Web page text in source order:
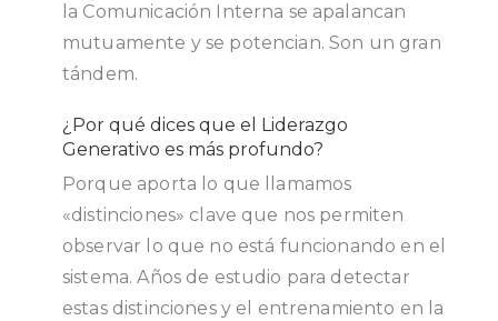
la Comunicación Interna se apalancan
mutuamente y se potencian. Son un gran
tándem.
¿Por qué dices que el Liderazgo
Generativo es más profundo?
Porque aporta lo que llamamos
«distinciones» clave que nos permiten
observar lo que no está funcionando en el
sistema. Años de estudio para detectar
estas distinciones y el entrenamiento en la